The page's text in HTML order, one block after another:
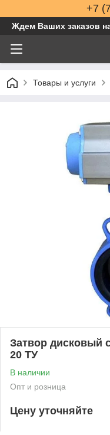
+7
Ждем Ваших заказов
Товары и услуги
Затвор дисковый
20 ТУ
В наличии
Опт и розница
Цену уточняйте